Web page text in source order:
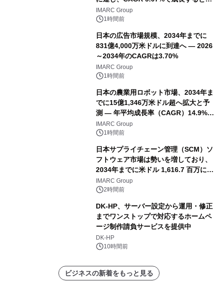
測
IMARC Group
1時間前
日本の広告市場規模、2034年までに
831億4,000万米ドルに到達へ ― 2026
～2034年のCAGRは3.70%
IMARC Group
1時間前
日本の農業用ロボット市場、2034年ま
でに15億1,346万米ドル超へ拡大と予
測 ― 年平均成長率（CAGR）14.9%を
記録
IMARC Group
1時間前
日本サプライチェーン管理（SCM）ソ
フトウェア市場は勢いを増しており、
2034年までに米ドル 1,616.7 百万に達
し、CAGR 3.42%で成長すると予測
IMARC Group
2時間前
DK-HP、サーバー設定から運用・修正
までワンストップで対応するホームペ
ージ制作請負サービスを提供中
DK-HP
10時間前
ビジネスの新着をもっと見る